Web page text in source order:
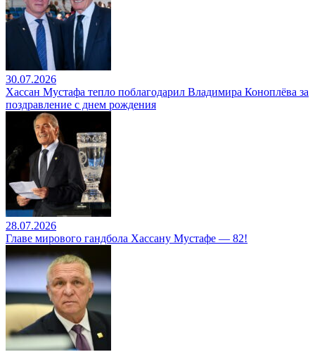
30.07.2026
Хассан Мустафа тепло поблагодарил Владимира Коноплёва за
поздравление с днем рождения
28.07.2026
Главе мирового гандбола Хассану Мустафе — 82!